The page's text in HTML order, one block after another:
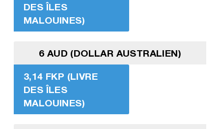
DES ÎLES
MALOUINES)
6 AUD (DOLLAR AUSTRALIEN)
3,14 FKP (LIVRE
DES ÎLES
MALOUINES)